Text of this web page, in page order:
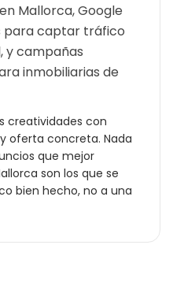
Mallorca, Google
para captar tráfico
y campañas
inmobiliarias de
creatividades con
oferta concreta. Nada
que mejor
son los que se
bien hecho, no a una